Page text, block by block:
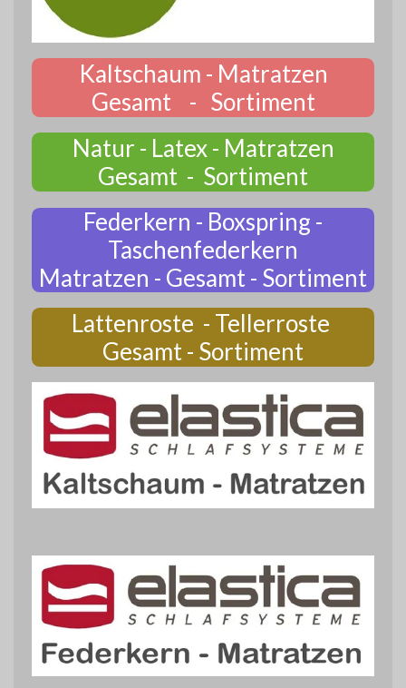
Kaltschaum - Matratzen
Gesamt - Sortiment
Natur - Latex - Matratzen
Gesamt - Sortiment
Federkern - Boxspring -
Taschenfederkern
Matratzen - Gesamt - Sortiment
Lattenroste - Tellerroste
Gesamt - Sortiment